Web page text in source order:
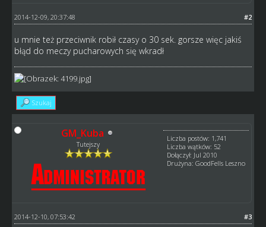
#2
2014-12-09, 20:37:48
u mnie też przeciwnik robił czasy o 30 sek. gorsze więc jakiś
błąd do meczy pucharowych się wkradł
Szukaj
GM_Kuba
Tutejszy
Liczba postów: 1,741
Liczba wątków: 52
Dołączył: Jul 2010
Drużyna: GoodFells Leszno
#3
2014-12-10, 07:53:42